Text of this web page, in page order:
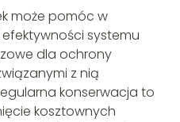
może pomóc w
systemu
dla ochrony
z nią
konserwacja to
kosztownych